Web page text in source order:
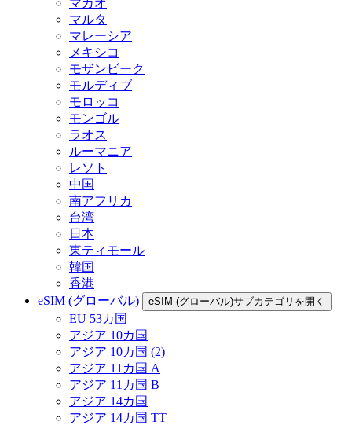
マルタ
マレーシア
メキシコ
モザンビーク
モルディブ
モロッコ
モンゴル
ラオス
ルーマニア
レソト
中国
南アフリカ
台湾
日本
東ティモール
韓国
香港
eSIM (グローバル)
eSIM (グローバル)サブカテゴリを開く
EU 53カ国
アジア 10カ国
アジア 10カ国 (2)
アジア 11カ国 A
アジア 11カ国 B
アジア 14カ国
アジア 14カ国 TT